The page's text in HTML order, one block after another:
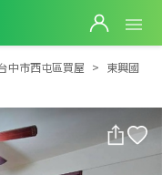
興國小市政府捷運站三房
中市西屯區買屋
東興國